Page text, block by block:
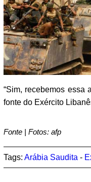
“Sim, recebemos essa
fonte do Exército
Fonte | Fotos: afp
Tags: Arábia Saudita -